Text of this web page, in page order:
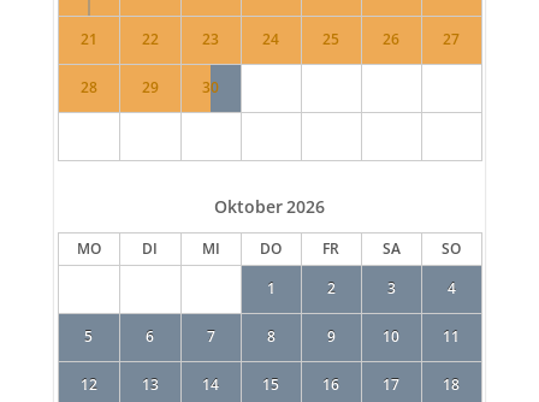
21 22 23 24 25 26 27
28 29 30
Oktober2026
MO DI MI DO FR SA
SO
1
2 3 4
5 6 7 8 9 10 11
12 13 14 15 16 17 18